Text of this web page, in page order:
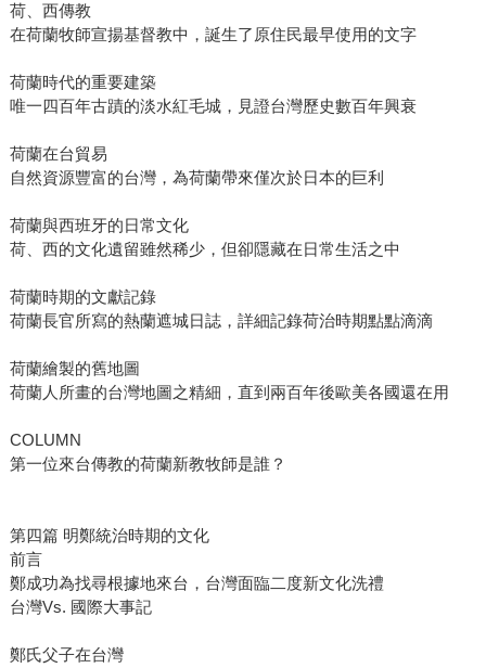
荷、西傳教
在荷蘭牧師宣揚基督教中，誕生了原住民最早使用的文字
荷蘭時代的重要建築
唯一四百年古蹟的淡水紅毛城，見證台灣歷史數百年興衰
荷蘭在台貿易
自然資源豐富的台灣，為荷蘭帶來僅次於日本的巨利
荷蘭與西班牙的日常文化
荷、西的文化遺留雖然稀少，但卻隱藏在日常生活之中
荷蘭時期的文獻記錄
荷蘭長官所寫的熱蘭遮城日誌，詳細記錄荷治時期點點滴滴
荷蘭繪製的舊地圖
荷蘭人所畫的台灣地圖之精細，直到兩百年後歐美各國還在用
COLUMN
第一位來台傳教的荷蘭新教牧師是誰？
第四篇 明鄭統治時期的文化
前言
鄭成功為找尋根據地來台，台灣面臨二度新文化洗禮
台灣Vs. 國際大事記
鄭氏父子在台灣